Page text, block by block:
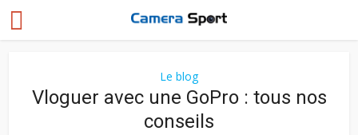
Le blog
Vloguer avec une GoPro : tous nos
conseils